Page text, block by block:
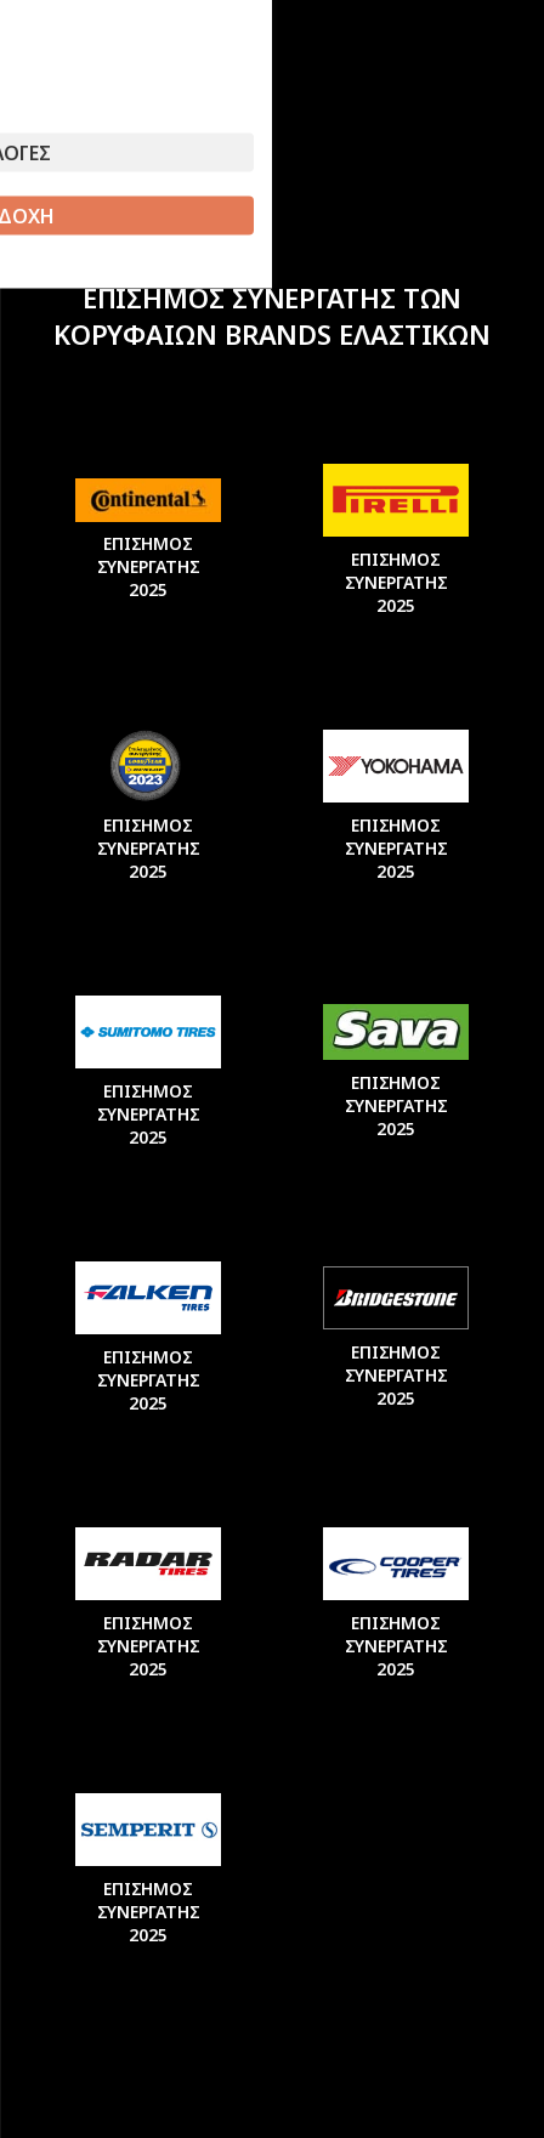
ΕΠΙΣΗΜΟΣ ΣΥΝΕΡΓΑΤΗΣ ΤΩΝ
ΚΟΡΥΦΑΙΩΝ BRANDS ΕΛΑΣΤΙΚΩΝ
ΕΠΙΣΗΜΟΣ
ΣΥΝΕΡΓΑΤΗΣ
2025
ΕΠΙΣΗΜΟΣ
ΣΥΝΕΡΓΑΤΗΣ
2025
ΕΠΙΣΗΜΟΣ
ΣΥΝΕΡΓΑΤΗΣ
2025
ΕΠΙΣΗΜΟΣ
ΣΥΝΕΡΓΑΤΗΣ
2025
ΕΠΙΣΗΜΟΣ
ΣΥΝΕΡΓΑΤΗΣ
2025
ΕΠΙΣΗΜΟΣ
ΣΥΝΕΡΓΑΤΗΣ
2025
ΕΠΙΣΗΜΟΣ
ΣΥΝΕΡΓΑΤΗΣ
2025
ΕΠΙΣΗΜΟΣ
ΣΥΝΕΡΓΑΤΗΣ
2025
ΕΠΙΣΗΜΟΣ
ΣΥΝΕΡΓΑΤΗΣ
2025
ΕΠΙΣΗΜΟΣ
ΣΥΝΕΡΓΑΤΗΣ
2025
ΕΠΙΣΗΜΟΣ
ΣΥΝΕΡΓΑΤΗΣ
2025